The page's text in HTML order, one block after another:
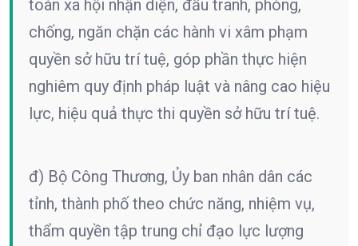
toàn xã hội nhận diện, đấu tranh, phòng,
chống, ngăn chặn các hành vi xâm phạm
quyền sở hữu trí tuệ, góp phần thực hiện
nghiêm quy định pháp luật và nâng cao hiệu
lực, hiệu quả thực thi quyền sở hữu trí tuệ.
đ) Bộ Công Thương, Ủy ban nhân dân các
tỉnh, thành phố theo chức năng, nhiệm vụ,
thẩm quyền tập trung chỉ đạo lực lượng